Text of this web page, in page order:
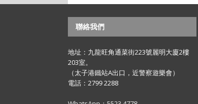
聯絡我們
地址：九龍旺角通菜街223號麗明大廈2樓
203室。
（太子港鐵站A出口，近警察遊樂會）
電話：2799 2288